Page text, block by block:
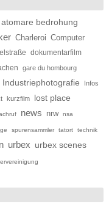
atomare bedrohung
Charleroi Computer
dokumentarfilm
gare du hombourg
Industriephotografie Infos
kurzfilm lost place
news nrw nsa
spurensammler tatort technik
urbex urbex scenes